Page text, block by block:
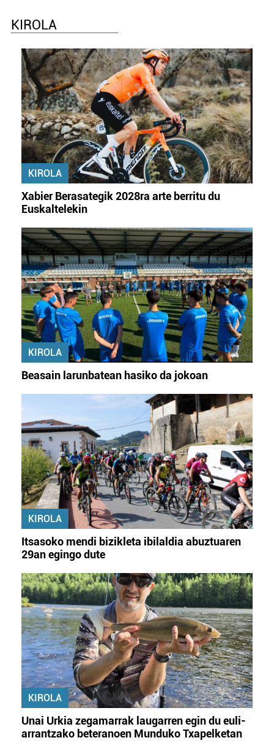
KIROLA
KIROLA
Xabier Berasategik 2028ra arte berritu du
Euskaltelekin
KIROLA
Beasain larunbatean hasiko da jokoan
KIROLA
Itsasoko mendi bizikleta ibilaldia abuztuaren
29an egingo dute
KIROLA
Unai Urkia zegamarrak laugarren egin du euli-
arrantzako beteranoen Munduko Txapelketan